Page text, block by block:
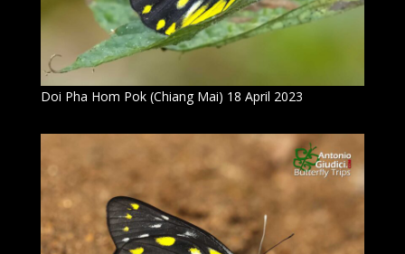
Doi Pha Hom Pok (Chiang Mai) 18 April 2023